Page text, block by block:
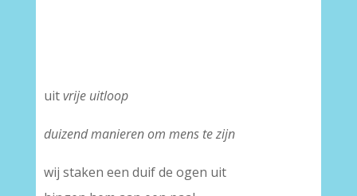
uitvrije uitloop
duizend manieren om mens te zijn
wij staken een duif de ogen uit